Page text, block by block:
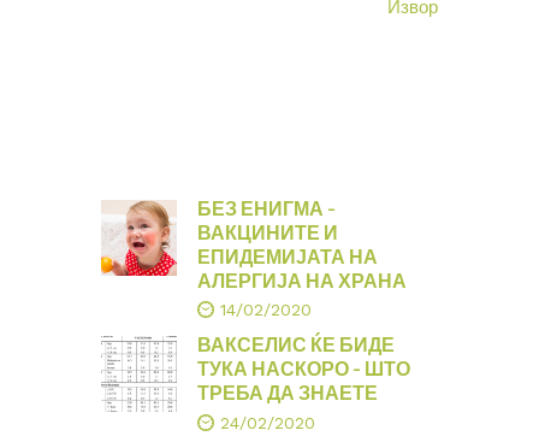
Извор
БЕЗ ЕНИГМА –
ВАКЦИНИТЕ И
ЕПИДЕМИЈАТА НА
АЛЕРГИЈА НА ХРАНА
14/02/2020
ВАКСЕЛИС ЌЕ БИДЕ
ТУКА НАСКОРО – ШТО
ТРЕБА ДА ЗНАЕТЕ
24/02/2020